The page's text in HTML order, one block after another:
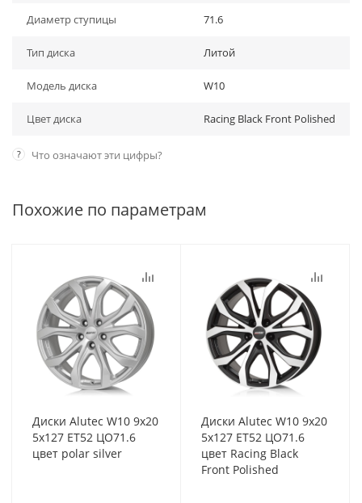
Диаметр ступицы 71.6
Тип диска Литой
Модель диска W10
Цвет диска Racing Black Front Polished
? Что означают эти цифры?
Похожие по параметрам
Диски Alutec W10 9x20
5x127 ET52 ЦО71.6
цвет polar silver
Диски Alutec W10 9x20
5x127 ET52 ЦО71.6
цвет Racing Black
Front Polished